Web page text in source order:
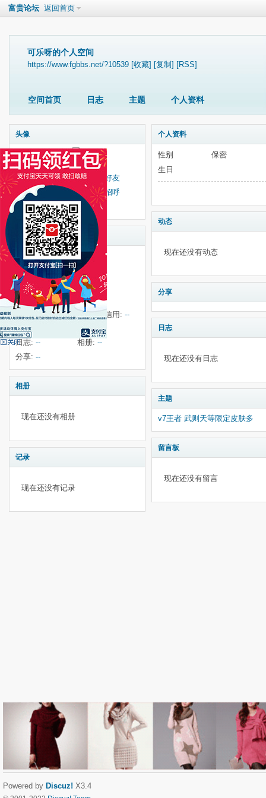
富贵论坛 返回首页
可乐呀的个人空间
https://www.fgbbs.net/?10539 [收藏] [复制] [RSS]
空间首页 日志 主题 个人资料
头像
可乐呀
收听TA
加为好友
给我留言
打个招呼
发送消息
统计信息
已有2人来访过
积分: 31 金币:
银币:
铜币: 30
推广分:-- F币:--
买家信用:-- 卖家信用: --
好友:
主题:1
日志: -- 相册: --
分享: --
相册
现在还没有相册
记录
现在还没有记录
个人资料
性别
保密
生日
动态
现在还没有动态
分享
日志
现在还没有日志
主题
v7王者 武则天等限定皮肤多
留言板
现在还没有留言
Powered by Discuz! X3.4